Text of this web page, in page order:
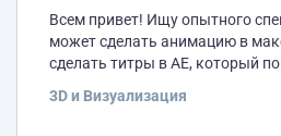
Всем привет! Ищу опытного
может сделать анимацию в
сделать титры в АЕ, который
анимация не реализм, судно на
3D и Визуализация